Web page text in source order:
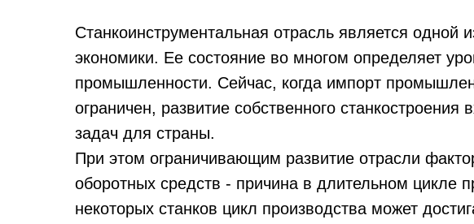
Станкоинструментальная отрасль является одной
экономики. Ее состояние во многом определяет
промышленности. Сейчас, когда импорт
ограничен, развитие собственного
задач для страны.
При этом ограничивающим развитие отрасли
оборотных средств - причина в длительном цикле
некоторых станков цикл производства может